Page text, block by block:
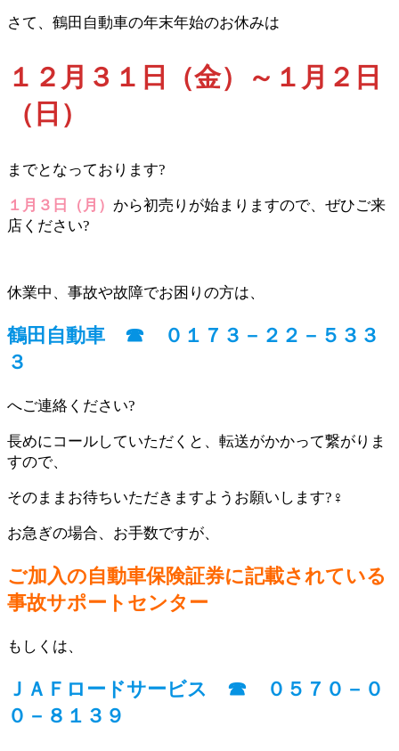
さて、鶴田自動車の年末年始のお休みは
１２月３１日（金）～１月２日
（日）
までとなっております?
１月３日（月） から初売りが始まりますので、ぜひご来
店ください?
休業中、事故や故障でお困りの方は、
鶴田自動車 ☎ ０１７３－２２－５３３
３
へご連絡ください?
長めにコールしていただくと、転送がかかって繋がりま
すので、
そのままお待ちいただきますようお願いします?‍♀️
お急ぎの場合、お手数ですが、
ご加入の自動車保険証券に記載されている
事故サポートセンター
もしくは、
ＪＡＦロードサービス ☎ ０５７０－０
０－８１３９